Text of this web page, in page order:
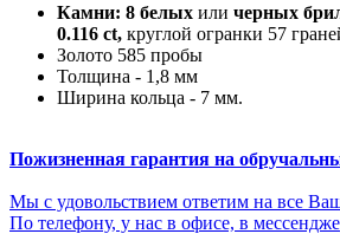
Камни: 8 белых или черных
0.116 ct, круглой огранки 57
Золото 585 пробы
Толщина - 1,8 мм
Ширина кольца - 7 мм.
Пожизненная гарантия на
Мы с удовольствием ответим на все
По телефону, у нас в офисе, в